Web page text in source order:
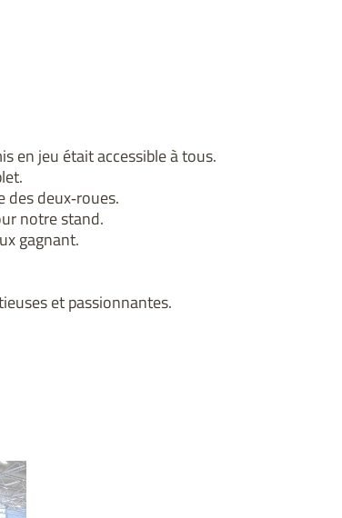
en jeu était accessible à tous.
deux‑roues.
notre stand.
gagnant.
et passionnantes.